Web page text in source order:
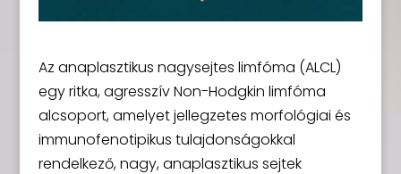
Az anaplasztikus nagysejtes limfóma (ALCL)
egy ritka, agresszív Non-Hodgkin limfóma
alcsoport, amelyet jellegzetes morfológiai és
immunofenotipikus tulajdonságokkal
rendelkező, nagy, anaplasztikus sejtek